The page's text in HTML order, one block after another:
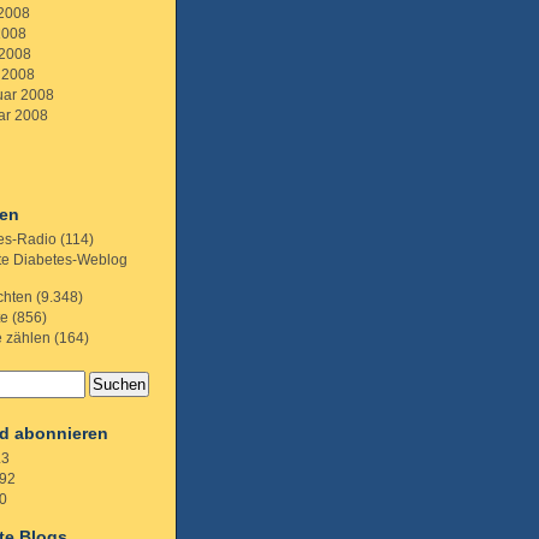
2008
2008
Radio (114)
Diabetes-Weblog
(9.348)
(856)
zählen (164)
abonnieren